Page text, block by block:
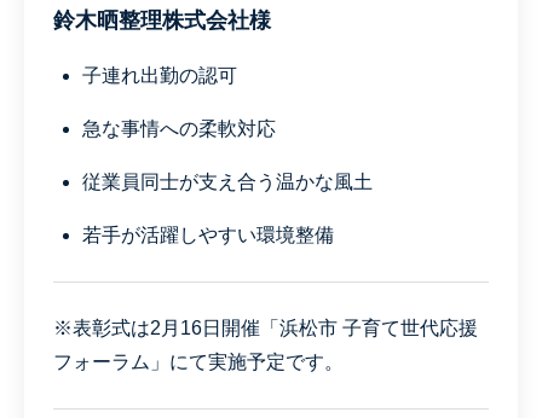
鈴木晒整理株式会社様
子連れ出勤の認可
急な事情への柔軟対応
従業員同士が支え合う温かな風土
若手が活躍しやすい環境整備
※表彰式は2月16日開催「浜松市 子育て世代応援
フォーラム」にて実施予定です。